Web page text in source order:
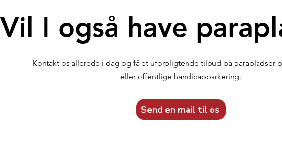
Vil I også have
Kontakt os allerede i dag og få et uforpligtende tilbud på parapladser
eller offentlige handicapparkering.
Send en mail til os